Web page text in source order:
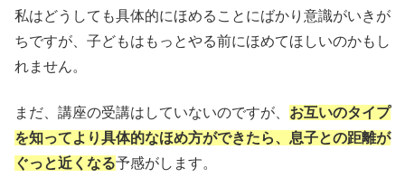
私はどうしても具体的にほめることにばかり意識がいきが
ちですが、子どもはもっとやる前にほめてほしいのかもし
れません。
まだ、講座の受講はしていないのですが、 お互いのタイプ
を知ってより具体的なほめ方ができたら、息子との距離が
ぐっと近くなる予感がします。